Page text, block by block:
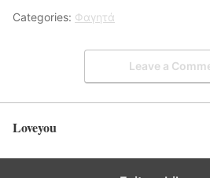
Categories: Φαγητά
Leave a
Loveyou